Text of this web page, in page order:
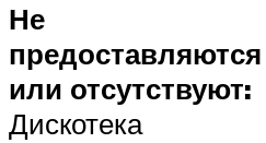
Не
предоставляются
или отсутствуют:
Дискотека